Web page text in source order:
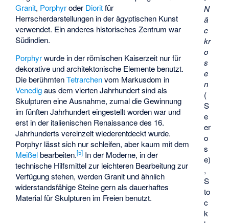
N
ä
c
kr
o
s
e
n
(
S
e
er
o
s
e)
,
S
to
c
k
Granit, Porphyroder Dioritfür
Herrscherdarstellungen in der ägyptischen Kunst
verwendet. Ein anderes historisches Zentrum war
Südindien.
Porphyrwurde in der römischen Kaiserzeit nur für
dekorative und architektonische Elemente benutzt.
Die berühmtenTetrarchenvom Markusdom in
Venedigaus dem vierten Jahrhundert sind als
Skulpturen eine Ausnahme, zumal die Gewinnung
im fünften Jahrhundert eingestellt worden war und
erst in der italienischen Renaissance des 16.
Jahrhunderts vereinzelt wiederentdeckt wurde.
Porphyr lässt sich nur schleifen, aber kaum mit dem
Meißelbearbeiten.[5] In der Moderne, in der
technische Hilfsmittel zur leichteren Bearbeitung zur
Verfügung stehen, werden Granit und ähnlich
widerstandsfähige Steine gern als dauerhaftes
Material für Skulpturen im Freien benutzt.